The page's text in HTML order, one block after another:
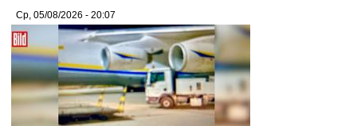
Ср, 05/08/2026 - 20:07